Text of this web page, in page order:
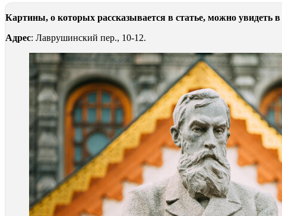
Картины, о которых рассказывается в статье, можно увидеть в
Адрес: Лаврушинский пер., 10-12.